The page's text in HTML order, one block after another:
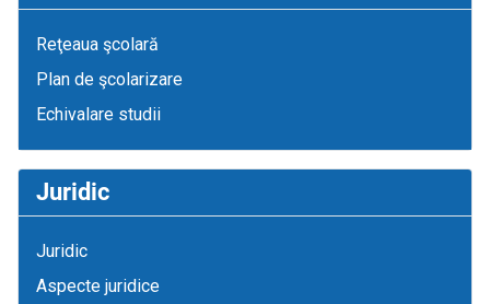
Reţeaua şcolară
Plan de şcolarizare
Echivalare studii
Juridic
Juridic
Aspecte juridice